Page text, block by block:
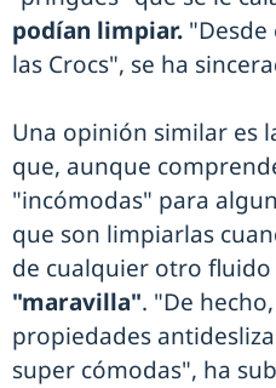
podían limpiar.
las Crocs", se ha
Una opinión similar es
que, aunque
"incómodas" para
que son limpiarlas
de cualquier otro
"maravilla". "De
propiedades
super cómodas", ha